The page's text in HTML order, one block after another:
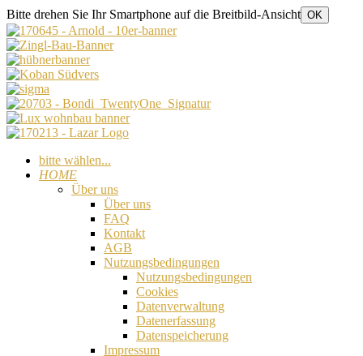
Bitte drehen Sie Ihr Smartphone auf die Breitbild-Ansicht OK
bitte wählen...
HOME
Über uns
Über uns
FAQ
Kontakt
AGB
Nutzungsbedingungen
Nutzungsbedingungen
Cookies
Datenverwaltung
Datenerfassung
Datenspeicherung
Impressum